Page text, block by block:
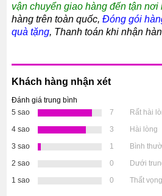
vận chuyển giao hàng đến tận nơi
hàng trên toàn quốc,Đóng gói
quà tặng, Thanh toán khi nhận
Khách hàng nhận xét
Đánh giá trung bình
5 sao
7
Rất hài
4 sao
3
Hài lòng
3 sao
1
Bình
2 sao
0
Dưới
1 sao
0 Thất vọng